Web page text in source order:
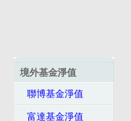
境外基金淨值
聯博基金淨值
富達基金淨值